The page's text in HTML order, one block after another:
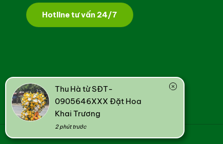
Hotline tư vấn 24/7
Thu Hà từ SĐT-